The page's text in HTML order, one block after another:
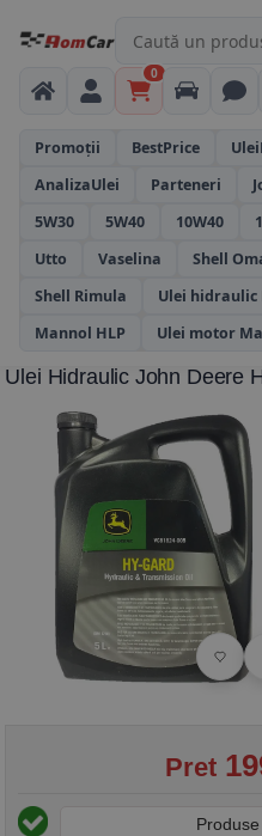
0
Promoții BestPrice
AnalizaUlei
Parteneri
5W30
5W40 10W40
Utto
Vaselina Shell
Shell Rimula
Ulei hidraulic
Mannol HLP
Ulei motor
Ulei Hidraulic John Deere
Pret